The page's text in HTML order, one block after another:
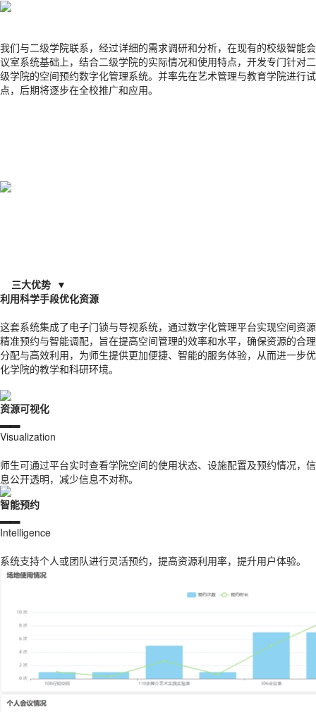
我们与二级学院联系，经过详细的需求调研和分析，在现有的校级智能会
议室系统基础上，结合二级学院的实际情况和使用特点，开发专门针对二
级学院的空间预约数字化管理系统。并率先在艺术管理与教育学院进行试
点，后期将逐步在全校推广和应用。
三大优势 ▼
利用科学手段优化资源
这套系统集成了电子门锁与导视系统，通过数字化管理平台实现空间资源
精准预约与智能调配，旨在提高空间管理的效率和水平，确保资源的合理
分配与高效利用， 为师生提供更加便捷、智能的服务体验，从而进一步优
化学院的教学和科研环境。
资源可视化
▂▂
Visualization
师生可通过平台实时查看学院空间的使用状态、设施配置及预约情况，信
息公开透明，减少信息不对称。
智能预约
▂▂
Intelligence
系统支持个人或团队进行灵活预约，提高资源利用率，提升用户体验。